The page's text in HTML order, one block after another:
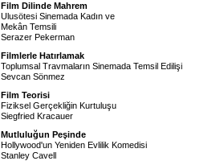
Film Dilinde Mahrem
Ulusötesi Sinemada Kadın ve
Mekân Temsili
Serazer Pekerman
Filmlerle Hatırlamak
Toplumsal Travmaların Sinemada Temsil Edilişi
Sevcan Sönmez
Film Teorisi
Fiziksel Gerçekliğin Kurtuluşu
Siegfried Kracauer
Mutluluğun Peşinde
Hollywood'un Yeniden Evlilik Komedisi
Stanley Cavell